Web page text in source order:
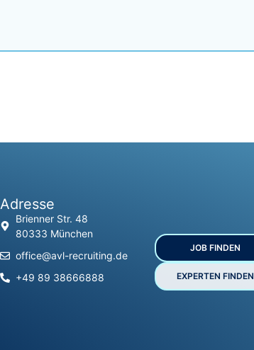
Adresse
Brienner Str. 48
80333 München
office@avl-recruiting.de
+49 89 38666888
JOB FINDEN
EXPERTEN FINDEN